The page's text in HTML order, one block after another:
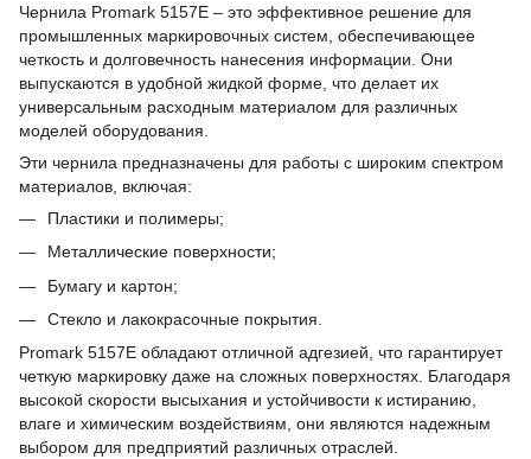
Чернила Promark 5157E – это эффективное решение для
промышленных маркировочных систем, обеспечивающее
четкость и долговечность нанесения информации. Они
выпускаются в удобной жидкой форме, что делает их
универсальным расходным материалом для различных
моделей оборудования.
Эти чернила предназначены для работы с широким спектром
материалов, включая:
Пластики и полимеры;
Металлические поверхности;
Бумагу и картон;
Стекло и лакокрасочные покрытия.
Promark 5157E обладают отличной адгезией, что гарантирует
четкую маркировку даже на сложных поверхностях. Благодаря
высокой скорости высыхания и устойчивости к истиранию,
влаге и химическим воздействиям, они являются надежным
выбором для предприятий различных отраслей.